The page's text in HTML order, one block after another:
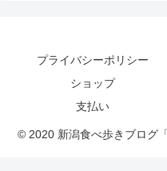
プライバシーポリシー
ショップ
支払い
© 2020 新潟食べ歩きブログ